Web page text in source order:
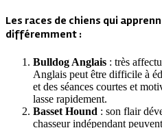
Les races de chiens qui
différemment :
Bulldog Anglais : très
Anglais peut être difficile à
et des séances courtes et
lasse rapidement.
Basset Hound : son flair
chasseur indépendant